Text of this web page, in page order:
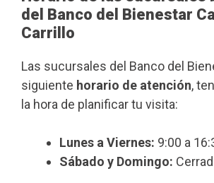
del Banco del Bienestar
Carrillo
Las sucursales del Banco del
siguiente horario de atención,
la hora de planificar tu visita:
Lunes a Viernes: 9:00 a
Sábado y Domingo: